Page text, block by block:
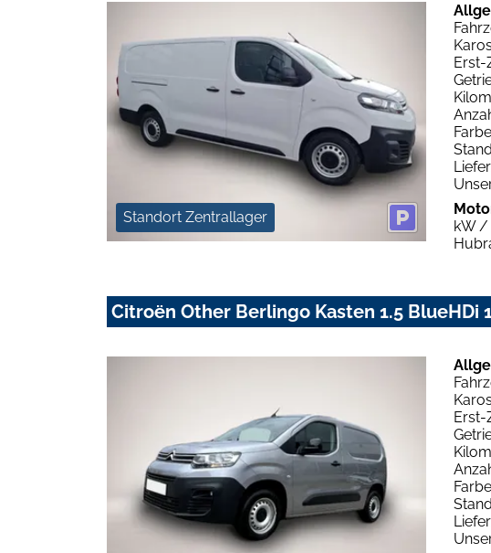
Standort Zentrallager
Erst-
Farbe
kW /
Citroën Other Berlingo Kasten 1.5 BlueHDi
Erst-
Farbe